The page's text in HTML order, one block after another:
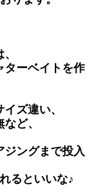
ターベイトを作
ズ違い、
ど、
ジングまで投入
るといいな♪